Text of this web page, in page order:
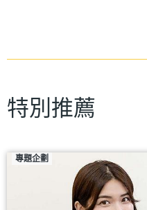
特別推薦
專題企劃